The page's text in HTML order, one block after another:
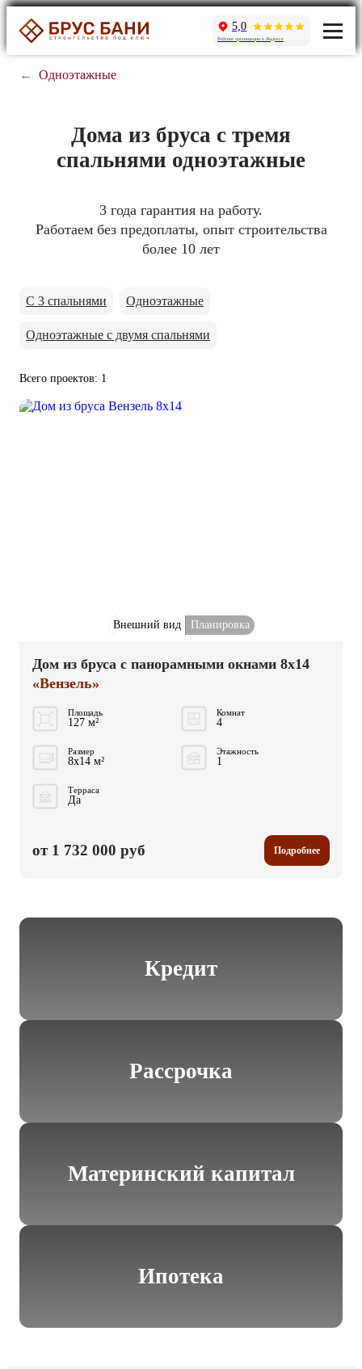
5,0
Рейтинг организации в Яндексе
← Одноэтажные
Дома из бруса с тремя
спальнями одноэтажные
3 года гарантия на работу.
Работаем без предоплаты, опыт строительства
более 10 лет
С 3 спальнями Одноэтажные
Одноэтажные с двумя спальнями
Всего проектов: 1
Внешний вид Планировка
Дом из бруса с панорамными окнами 8x14
«Вензель»
Площадь
127 м²
Комнат
4
Размер
8x14 м²
Этажность
1
Терраса
Да
от 1 732 000 руб Подробнее
Кредит
Рассрочка
Материнский капитал
Ипотека